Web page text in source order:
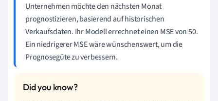
Unternehmen möchte den nächsten Monat
prognostizieren, basierend auf historischen
Verkaufsdaten. Ihr Modell errechnet einen MSE von 50.
Ein niedrigerer MSE wäre wünschenswert, um die
Prognosegüte zu verbessern.